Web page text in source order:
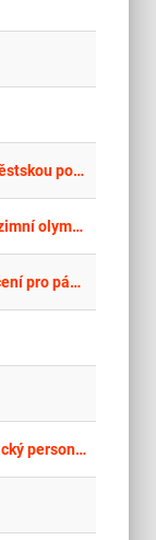
VZ/516/MP/25 - Obuv a doplňky pro Městskou policii Havířov
Dodávka olympijské kolekce pro XXV. zimní olympijské hry
MR24/2025 - Nákup koncertního oblečení pro pány - SOČR 2025
Nákup pracovních oděvů pro zdravotnický personál